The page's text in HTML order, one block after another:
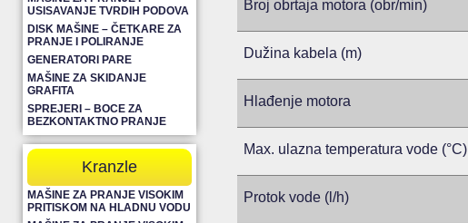
USISAVANJE TVRDIH PODOVA
DISK MAŠINE – ČETKARE ZA
PRANJE I POLIRANJE
GENERATORI PARE
MAŠINE ZA SKIDANJE
GRAFITA
SPREJERI – BOCE ZA
BEZKONTAKTNO PRANJE
Kranzle
MAŠINE ZA PRANJE VISOKIM
PRITISKOM NA HLADNU VODU
Broj obrtaja motora (obr/min)
Dužina kabela (m)
Hlađenje motora
Max. ulazna temperatura vode (°C)
Protok vode (l/h)